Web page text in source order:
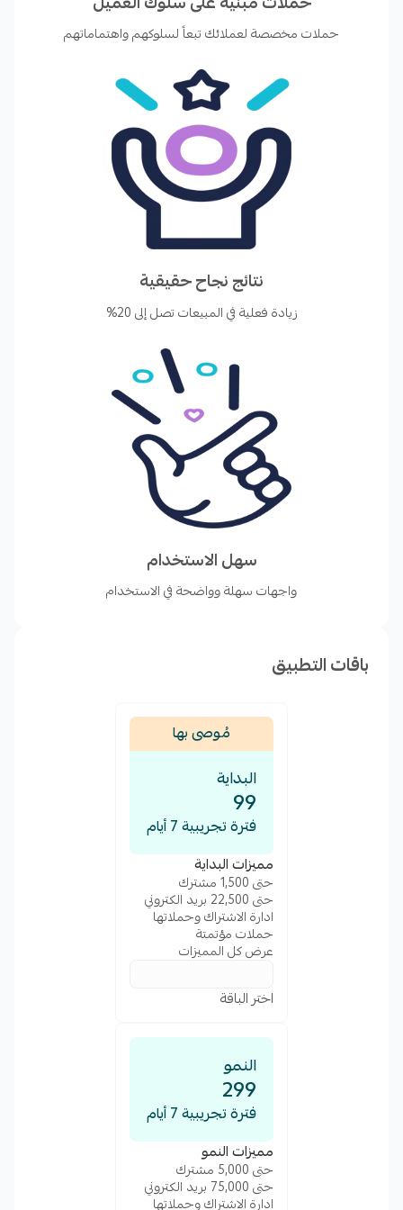
حملات مخصصة لعملائك تبعاً لسلوكهم واهتماماتهم
نتائج نجاح حقيقية
زيادة فعلية في المبيعات تصل إلى 20%
سهل الاستخدام
واجهات سهلة وواضحة في الاستخدام
باقات التطبيق
مُوصى بها
البداية
99
فترة تجريبية 7 أيام
مميزات البداية
حتى 1,500 مشترك
حتى 22,500 بريد الكتروني
ادارة الاشتراك وحملاتها
حملات مؤتمتة
عرض كل المميزات
اختر الباقة
النمو
299
فترة تجريبية 7 أيام
مميزات النمو
حتى 5,000 مشترك
حتى 75,000 بريد الكتروني
ادارة الاشتراك وحملاتها